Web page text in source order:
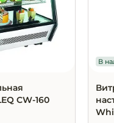
CW-160
В